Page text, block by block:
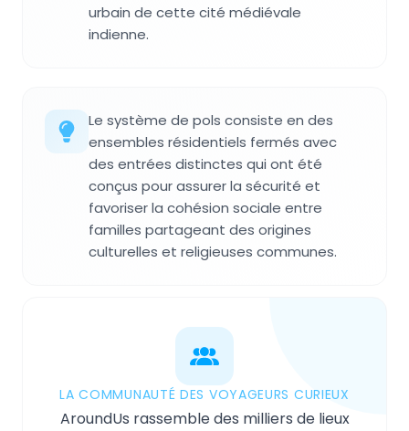
urbain de cette cité médiévale
indienne.
Le système de pols consiste en des
ensembles résidentiels fermés avec
des entrées distinctes qui ont été
conçus pour assurer la sécurité et
favoriser la cohésion sociale entre
familles partageant des origines
culturelles et religieuses communes.
LA COMMUNAUTÉ DES VOYAGEURS CURIEUX
AroundUs rassemble des milliers de lieux